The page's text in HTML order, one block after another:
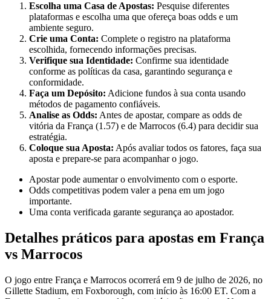
Escolha uma Casa de Apostas: Pesquise diferentes
plataformas e escolha uma que ofereça boas odds e um
ambiente seguro.
Crie uma Conta: Complete o registro na plataforma
escolhida, fornecendo informações precisas.
Verifique sua Identidade: Confirme sua identidade
conforme as políticas da casa, garantindo segurança e
conformidade.
Faça um Depósito: Adicione fundos à sua conta usando
métodos de pagamento confiáveis.
Analise as Odds: Antes de apostar, compare as odds de
vitória da França (1.57) e de Marrocos (6.4) para decidir sua
estratégia.
Coloque sua Aposta: Após avaliar todos os fatores, faça sua
aposta e prepare-se para acompanhar o jogo.
Apostar pode aumentar o envolvimento com o esporte.
Odds competitivas podem valer a pena em um jogo
importante.
Uma conta verificada garante segurança ao apostador.
Detalhes práticos para apostas em França
vs Marrocos
O jogo entre França e Marrocos ocorrerá em 9 de julho de 2026, no
Gillette Stadium, em Foxborough, com início às 16:00 ET. Com a